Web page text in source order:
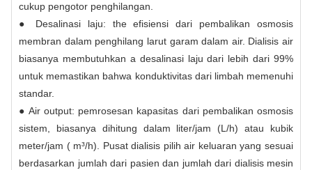
cukup pengotor penghilangan.
● Desalinasi laju: the efisiensi dari pembalikan osmosis
membran dalam penghilang larut garam dalam air. Dialisis air
biasanya membutuhkan a desalinasi laju dari lebih dari 99%
untuk memastikan bahwa konduktivitas dari limbah memenuhi
standar.
● Air output: pemrosesan kapasitas dari pembalikan osmosis
sistem, biasanya dihitung dalam liter/jam (L/h) atau kubik
meter/jam ( m³/h). Pusat dialisis pilih air keluaran yang sesuai
berdasarkan jumlah dari pasien dan jumlah dari dialisis mesin